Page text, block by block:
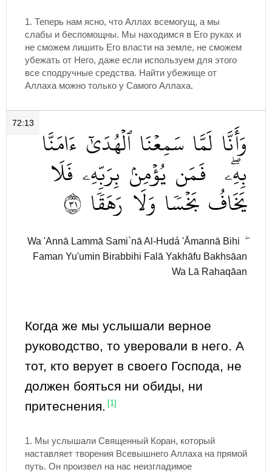
1. Теперь нам ясно, что Аллах всемогущ, а мы
слабы и беспомощны. Мы находимся в Его руках и
не сможем лишить Его власти на земле, не сможем
убежать от Него, даже если используем для этого
все сподручные средства. Найти убежище от
Аллаха можно только у Самого Аллаха.
72:13 وَأَنَّا لَمَّا سَمِعۡنَا ٱلۡهُدَىٰٓ ءَامَنَّا
بِهِۦۖ فَمَن يُؤۡمِنۢ بِرَبِّهِۦ فَلَا
يَخَافُ بَخۡسٗا وَلَا رَهَقٗا ١٣
Wa 'Annā Lammā Sami`nā Al-Hudá 'Āmannā Bihi ۖ
Faman Yu'umin Birabbihi Falā Yakhāfu Bakhsāan
Wa Lā Rahaqāan
Когда же мы услышали верное
руководство, то уверовали в него. А
тот, кто верует в своего Господа, не
должен бояться ни обиды, ни
притеснения.
[1]
1. Мы услышали Священный Коран, который
наставляет творения Всевышнего Аллаха на прямой
путь. Он произвел на нас неизгладимое